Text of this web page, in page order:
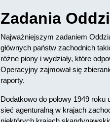
Zadania
Najważniejszym zadaniem
głównych państw zachodnich
różne piony i wydziały, które
Operacyjny zajmował się
raporty.
Dodatkowo do połowy 1949
sieć agenturalną w krajach